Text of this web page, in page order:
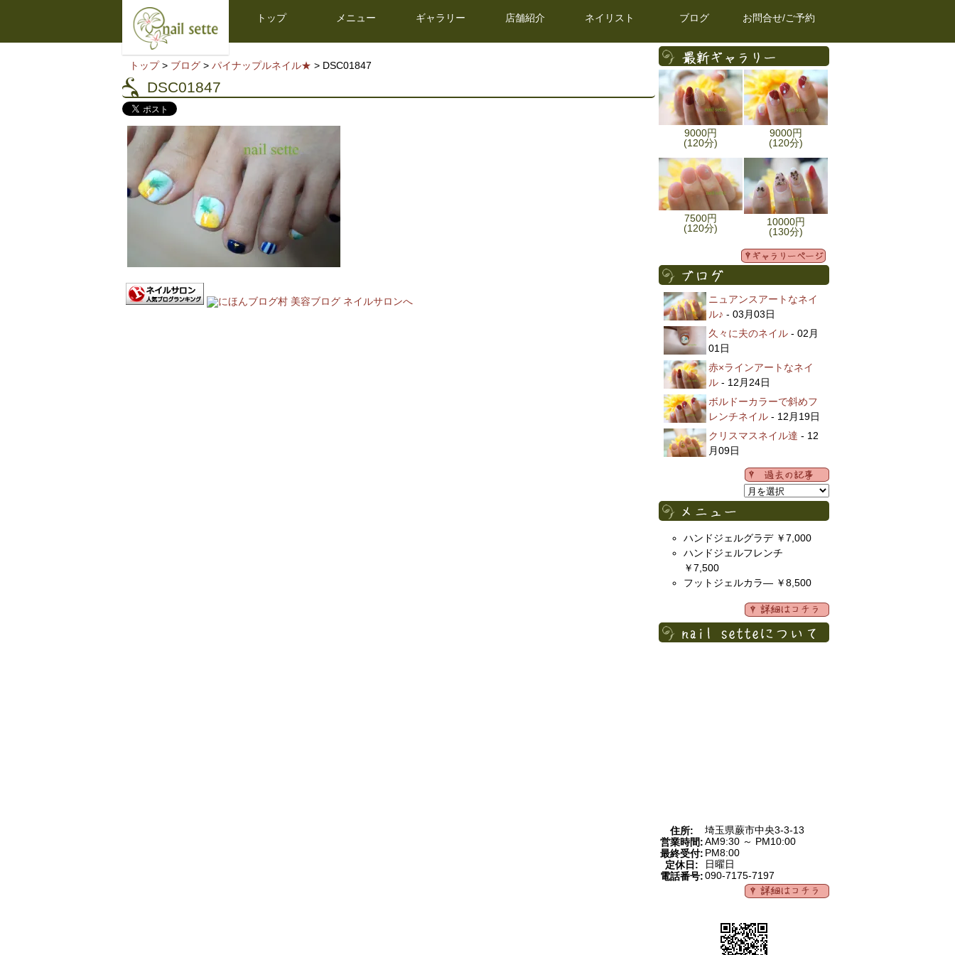
トップ メニュー ギャラリー 店舗紹介 ネイリスト ブログ お問合せ/ご予約
トップ> ブログ > パイナップルネイル★ > DSC01847
DSC01847
9000円
(120分)
9000円
(120分)
7500円
(120分)
10000円
(130分)
ニュアンスアートなネイ
ル♪ - 03月03日
久々に夫のネイル - 02月
01日
赤×ラインアートなネイ
ル - 12月24日
ボルドーカラーで斜めフ
レンチネイル - 12月19日
クリスマスネイル達 - 12
月09日
ハンドジェルグラデ ￥7,000
ハンドジェルフレンチ
￥7,500
フットジェルカラ― ￥8,500
住所:
埼玉県蕨市中央3-3-13
営業時間:AM9:30 ～ PM10:00
最終受付: PM8:00
定休日:
日曜日
電話番号:090-7175-7197